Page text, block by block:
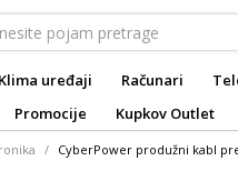
Klima uređaji Računari
Promocije Kupkov Outlet
CyberPower produžni kabl